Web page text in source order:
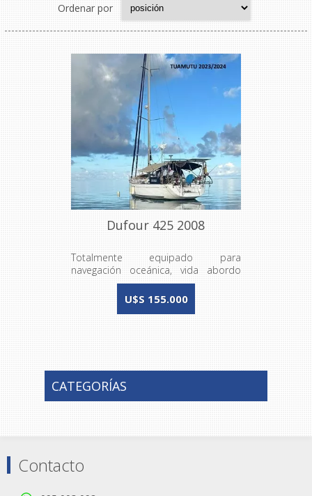
Ordenar por
Dufour 425 2008
Totalmente equipado para
navegación oceánica, vida abordo
prolongada y sustentable
U$S 155.000
CATEGORÍAS
Contacto